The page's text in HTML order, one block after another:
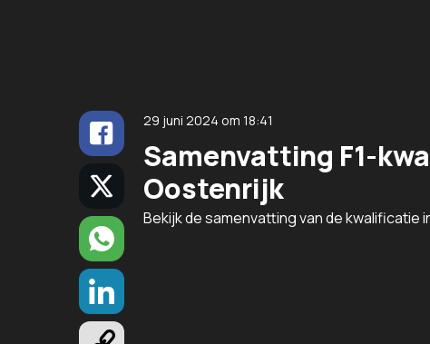
29 juni 2024 om 18:41
Samenvatting F1-
Oostenrijk
Bekijk de samenvatting van de